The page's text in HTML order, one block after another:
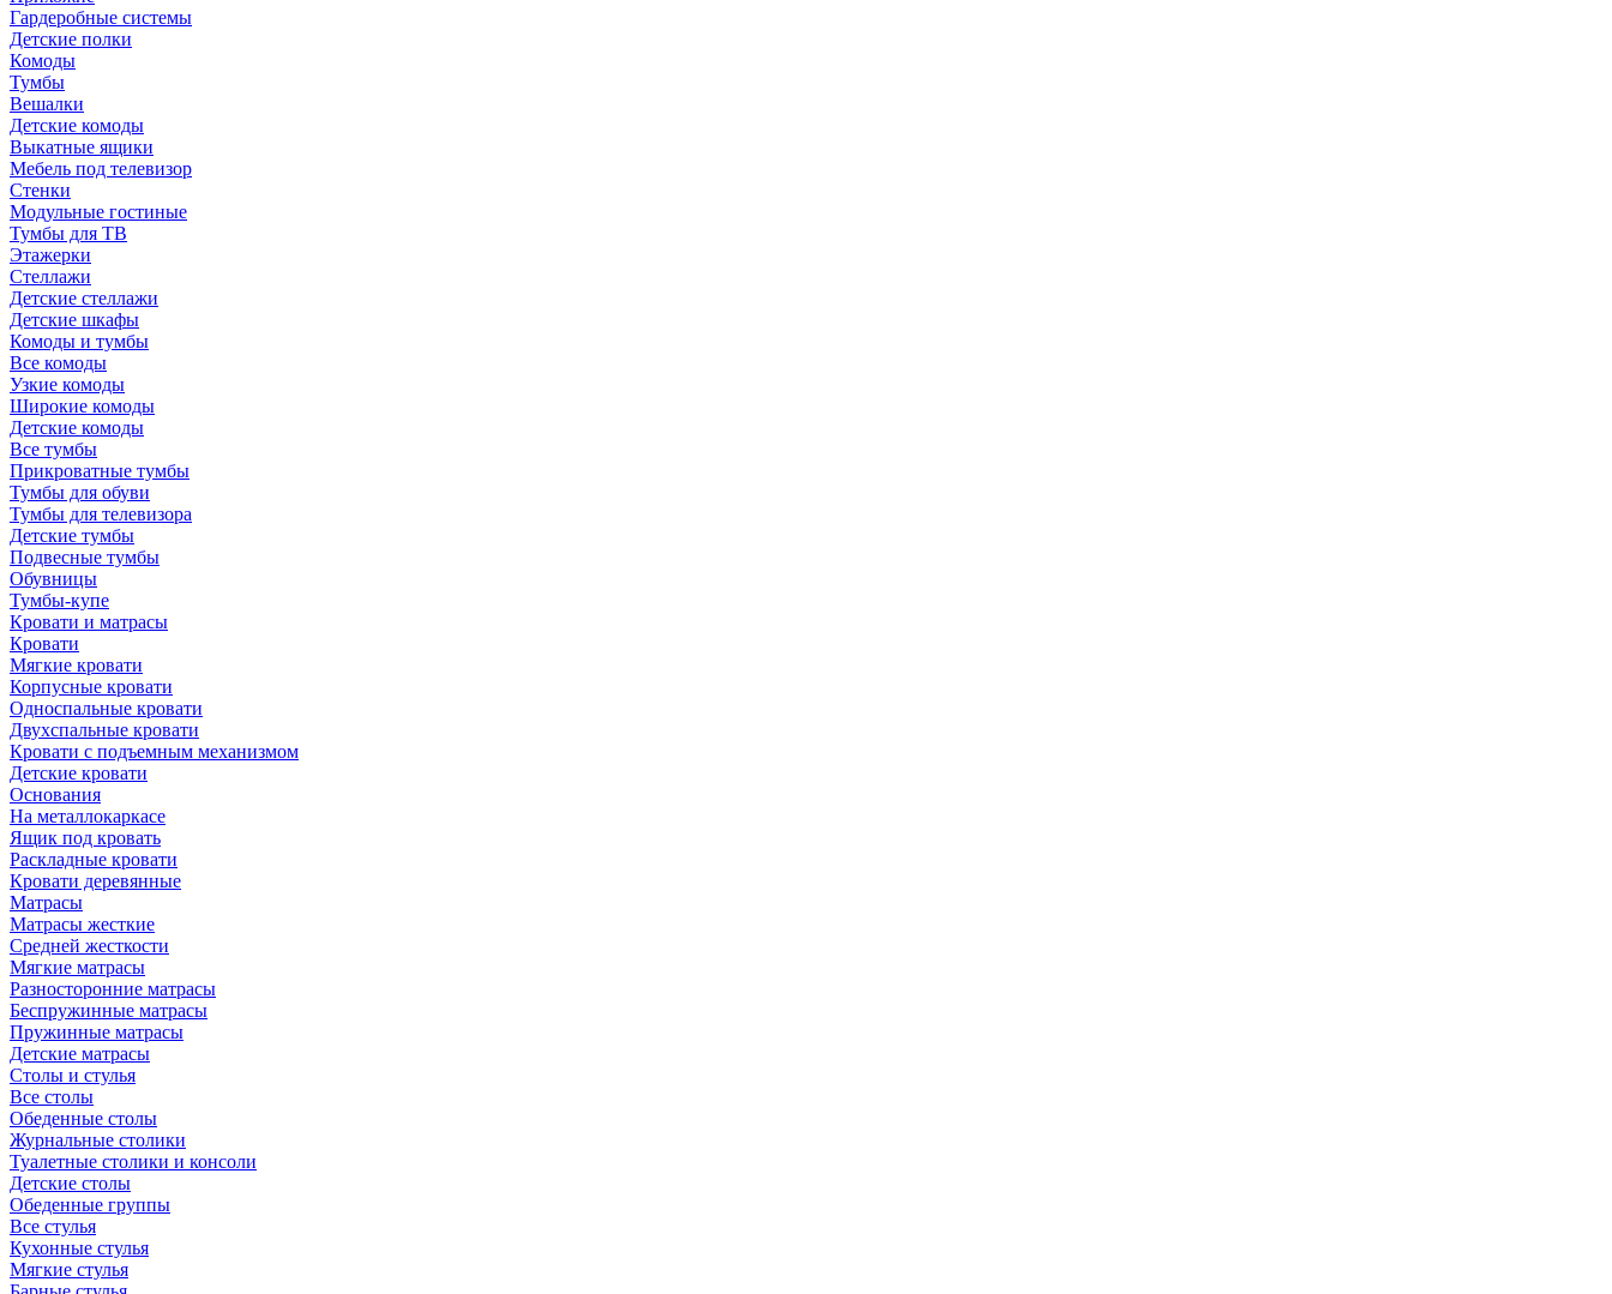
Гардеробные системы
Детские полки
Комоды
Тумбы
Вешалки
Детские комоды
Выкатные ящики
Мебель под телевизор
Стенки
Модульные гостиные
Тумбы для ТВ
Этажерки
Стеллажи
Детские стеллажи
Детские шкафы
Комоды и тумбы
Все комоды
Узкие комоды
Широкие комоды
Детские комоды
Все тумбы
Прикроватные тумбы
Тумбы для обуви
Тумбы для телевизора
Детские тумбы
Подвесные тумбы
Обувницы
Тумбы-купе
Кровати и матрасы
Кровати
Мягкие кровати
Корпусные кровати
Односпальные кровати
Двухспальные кровати
Кровати с подъемным механизмом
Детские кровати
Основания
На металлокаркасе
Ящик под кровать
Раскладные кровати
Кровати деревянные
Матрасы
Матрасы жесткие
Средней жесткости
Мягкие матрасы
Разносторонние матрасы
Беспружинные матрасы
Пружинные матрасы
Детские матрасы
Столы и стулья
Все столы
Обеденные столы
Журнальные столики
Туалетные столики и консоли
Детские столы
Обеденные группы
Все стулья
Кухонные стулья
Мягкие стулья